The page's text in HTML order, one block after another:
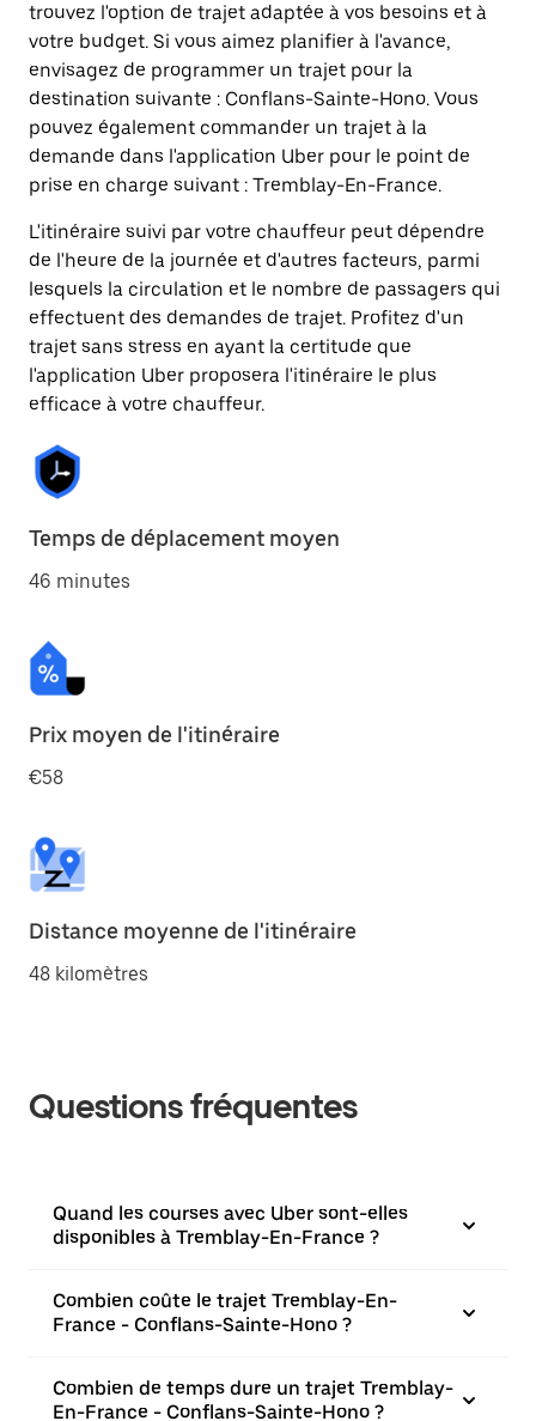
trouvez l'option de trajet adaptée à vos besoins et à
votre budget. Si vous aimez planifier à l'avance,
envisagez de programmer un trajet pour la
destination suivante : Conflans-Sainte-Hono. Vous
pouvez également commander un trajet à la
demande dans l'application Uber pour le point de
prise en charge suivant : Tremblay-En-France.
L'itinéraire suivi par votre chauffeur peut dépendre
de l'heure de la journée et d'autres facteurs, parmi
lesquels la circulation et le nombre de passagers qui
effectuent des demandes de trajet. Profitez d'un
trajet sans stress en ayant la certitude que
l'application Uber proposera l'itinéraire le plus
efficace à votre chauffeur.
Temps de déplacement moyen
46 minutes
Prix moyen de l'itinéraire
€58
Distance moyenne de l'itinéraire
48 kilomètres
Questions fréquentes
Quand les courses avec Uber sont-elles
disponibles à Tremblay-En-France ?
Combien coûte le trajet Tremblay-En-
France - Conflans-Sainte-Hono ?
Combien de temps dure un trajet Tremblay-
En-France - Conflans-Sainte-Hono ?